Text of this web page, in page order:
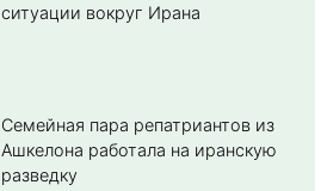
ситуации вокруг Ирана
Семейная пара репатриантов из
Ашкелона работала на иранскую
разведку